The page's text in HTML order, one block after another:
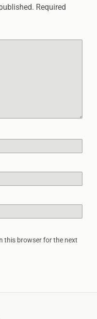
Required
this browser for the next